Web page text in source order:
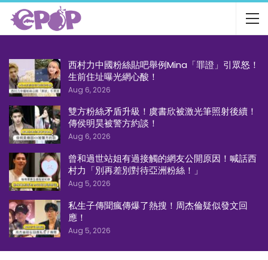
西村力中國粉絲貼吧舉例Mina「罪證」引眾怒！
生前住址曝光網心酸！
Aug 6, 2026
雙方粉絲矛盾升級！虞書欣被激光筆照射後續！
傳侯明昊被警方約談！
Aug 6, 2026
曾和過世站姐有過接觸的網友公開原因！喊話西
村力「別再差別對待亞洲粉絲！」
Aug 5, 2026
私生子傳聞瘋傳爆了熱搜！周杰倫疑似發文回
應！
Aug 5, 2026